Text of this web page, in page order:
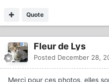
Quote
Fleur de Lys
Posted December 28,
Merci pour ces photos, elles